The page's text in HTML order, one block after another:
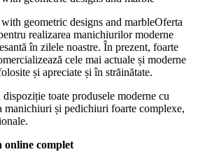
Oferta
realizarea manichiurilor moderne
în zilele noastre. În prezent, foarte
cele mai actuale și moderne
și apreciate și în străinătate.
toate produsele moderne cu
manichiuri și pedichiuri foarte complexe,
online complet